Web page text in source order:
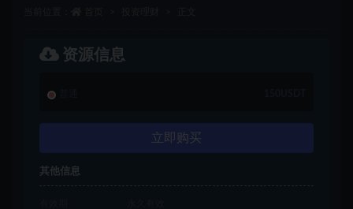
资源信息
立即购买
其他信息